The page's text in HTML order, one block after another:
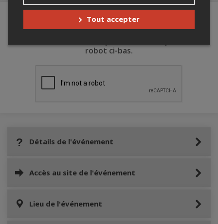
robot ci-bas.
Détails de l'événement
Accès au site de l'événement
Lieu de l'événement
Tout accepter